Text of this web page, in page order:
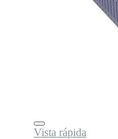
Vista rápida